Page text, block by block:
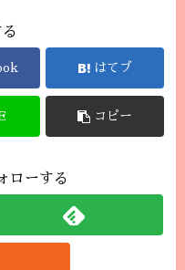
はてブ
コピー
ローする